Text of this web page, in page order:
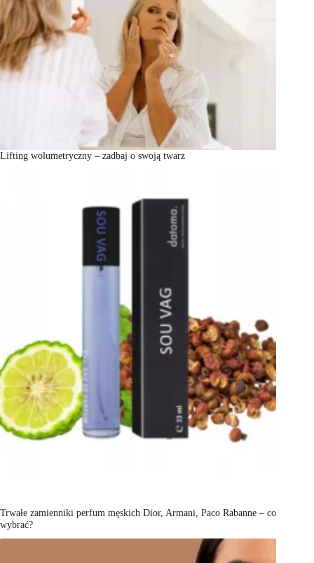
Lifting wolumetryczny – zadbaj o swoją twarz
Trwałe zamienniki perfum męskich Dior, Armani, Paco Rabanne – co
wybrać?